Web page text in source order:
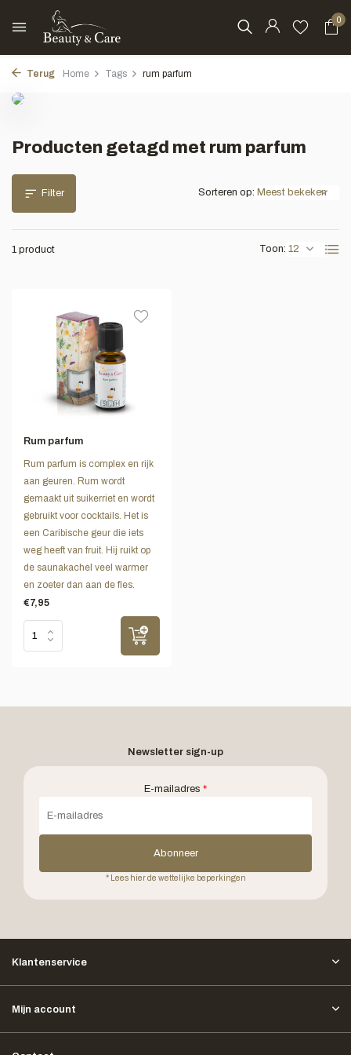
0
Terug Home Tags rum parfum
Producten getagd met rum parfum
Filter
1 product Toon:
Sorteren op:
Rum parfum
Rum parfum is complex en rijk
aan geuren. Rum wordt
gemaakt uit suikerriet en wordt
gebruikt voor cocktails. Het is
een Caribische geur die iets
weg heeft van fruit. Hij ruikt op
de saunakachel veel warmer
en zoeter dan aan de fles.
€7,95
Newsletter sign-up
E-mailadres *
Abonneer
* Lees hier de wettelijke beperkingen
Klantenservice
Mijn account